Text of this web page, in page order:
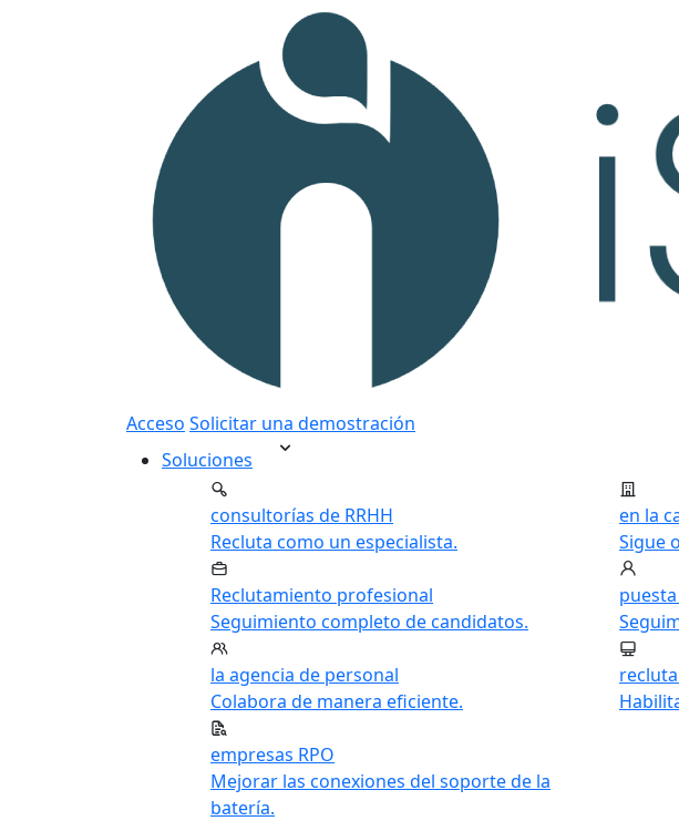
Acceso Solicitar una demostración
Soluciones
consultorías de RRHH
Recluta como un especialista.
Reclutamiento profesional
Seguimiento completo de candidatos.
la agencia de personal
Colabora de manera eficiente.
empresas RPO
Mejorar las conexiones del soporte de la
batería.
en la
Sigue